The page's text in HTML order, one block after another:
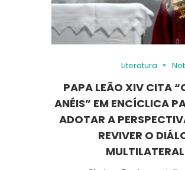
Literatura
PAPA LEÃO XIV CITA
ANÉIS” EM ENCÍCLICA
ADOTAR A
REVIVER O